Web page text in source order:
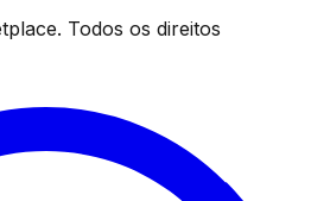
Todos os direitos